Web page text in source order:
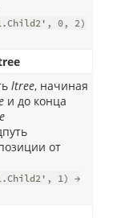
0, 2)
ltree, начиная
и до конца
от
1) →